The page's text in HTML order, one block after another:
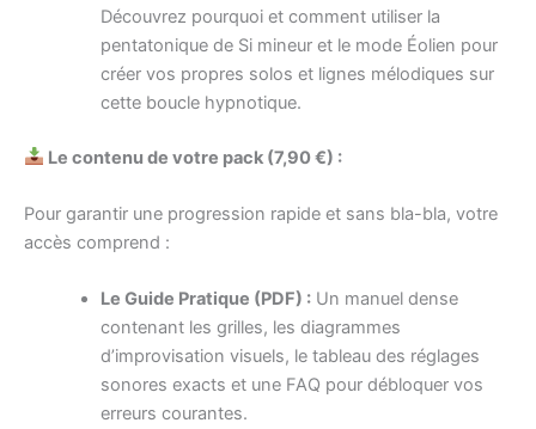
Découvrez pourquoi et comment utiliser la
pentatonique de Si mineur et le mode Éolien pour
créer vos propres solos et lignes mélodiques sur
cette boucle hypnotique.
Le contenu de votre pack (7,90 €) :
Pour garantir une progression rapide et sans bla-bla, votre
accès comprend :
Le Guide Pratique (PDF) :Un manuel dense
contenant les grilles, les diagrammes
d’improvisation visuels, le tableau des réglages
sonores exacts et une FAQ pour débloquer vos
erreurs courantes.